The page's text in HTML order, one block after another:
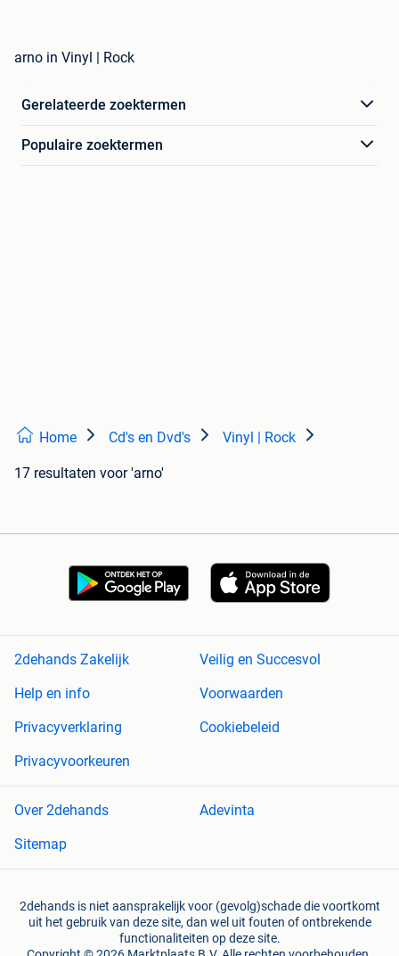
arno in Vinyl | Rock
Gerelateerde zoektermen
Populaire zoektermen
Home Cd's en Dvd's Vinyl | Rock
17 resultaten voor 'arno'
2dehands Zakelijk
Veilig en Succesvol
Help en info
Voorwaarden
Privacyverklaring
Cookiebeleid
Privacyvoorkeuren
Over 2dehands
Adevinta
Sitemap
2dehands is niet aansprakelijk voor (gevolg)schade die voortkomt
uit het gebruik van deze site, dan wel uit fouten of ontbrekende
functionaliteiten op deze site.